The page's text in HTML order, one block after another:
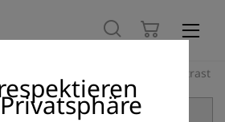
Hoher Kontrast